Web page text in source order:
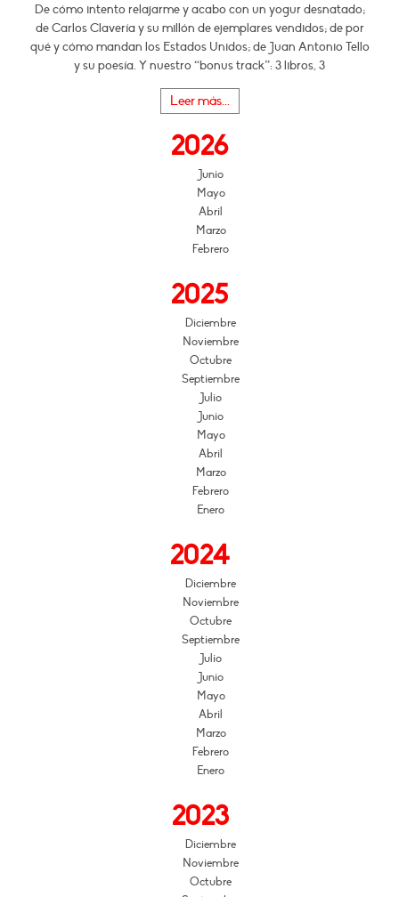
De cómo intento relajarme y acabo con un yogur desnatado;
de Carlos Clavería y su millón de ejemplares vendidos; de por
qué y cómo mandan los Estados Unidos; de Juan Antonio Tello
y su poesía. Y nuestro “bonus track”: 3 libros, 3
Leer más...
2026
Junio
Mayo
Abril
Marzo
Febrero
2025
Diciembre
Noviembre
Octubre
Septiembre
Julio
Junio
Mayo
Abril
Marzo
Febrero
Enero
2024
Diciembre
Noviembre
Octubre
Septiembre
Julio
Junio
Mayo
Abril
Marzo
Febrero
Enero
2023
Diciembre
Noviembre
Octubre